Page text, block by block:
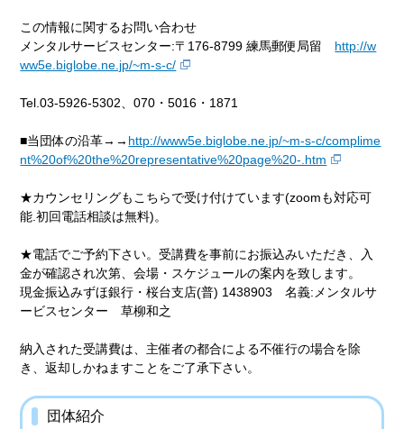
この情報に関するお問い合わせ
メンタルサービスセンター:〒176-8799 練馬郵便局留 http://w
ww5e.biglobe.ne.jp/~m-s-c/
Tel.03-5926-5302、070・5016・1871
■当団体の沿革→→ http://www5e.biglobe.ne.jp/~m-s-c/complime
nt%20of%20the%20representative%20page%20-.htm
★カウンセリングもこちらで受け付けています(zoomも対応可
能.初回電話相談は無料)。
★電話でご予約下さい。受講費を事前にお振込みいただき、入
金が確認され次第、会場・スケジュールの案内を致します。
現金振込みずほ銀行・桜台支店(普) 1438903 名義:メンタルサ
ービスセンター 草柳和之
納入された受講費は、主催者の都合による不催行の場合を除
き、返却しかねますことをご了承下さい。
団体紹介